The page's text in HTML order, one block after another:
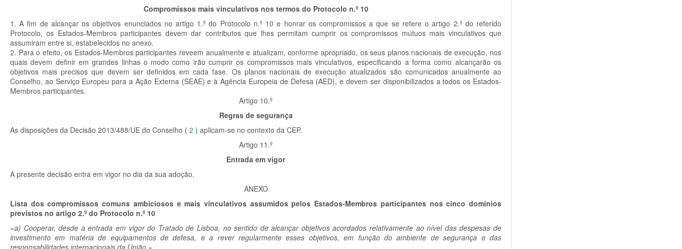
Compromissos mais vinculativos nos termos do Protocolo n.º 10
1.A fim de alcançar os objetivos enunciados no artigo 1.º do Protocolo n.º 10 e honrar os compromissos a que se refere o artigo 2.º do referido
Protocolo, os Estados-Membros participantes devem dar contributos que lhes permitam cumprir os compromissos mútuos mais vinculativos que
assumiram entre si, estabelecidos no anexo.
2. Para o efeito, os Estados-Membros participantes reveem anualmente e atualizam, conforme apropriado, os seus planos nacionais de execução, nos
quais devem definir em grandes linhas o modo como irão cumprir os compromissos mais vinculativos, especificando a forma como alcançarão os
objetivos mais precisos que devem ser definidos em cada fase. Os planos nacionais de execução atualizados são comunicados anualmente ao
Conselho, ao Serviço Europeu para a Ação Externa (SEAE) e à Agência Europeia de Defesa (AED), e devem ser disponibilizados a todos os Estados-
Membros participantes.
Artigo 10.º
Regras de segurança
As disposições da Decisão 2013/488/UE do Conselho ( 2 ) aplicam-se no contexto da CEP.
Artigo 11.º
Entrada em vigor
A presente decisão entra em vigor no dia da sua adoção.
ANEXO
Lista dos compromissos comuns ambiciosos e mais vinculativos assumidos pelos Estados-Membros participantes nos cinco domínios
previstos no artigo 2.º do Protocolo n.º 10
«a) Cooperar, desde a entrada em vigor do Tratado de Lisboa, no sentido de alcançar objetivos acordados relativamente ao nível das despesas de
investimento em matéria de equipamentos de defesa, e a rever regularmente esses objetivos, em função do ambiente de segurança e das